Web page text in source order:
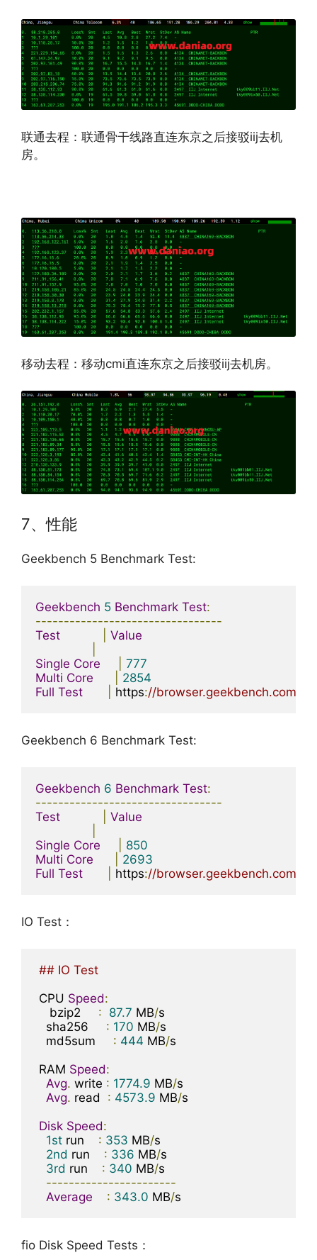
联通去程：联通骨干线路直连东京之后接驳iij去机
房。
移动去程：移动cmi直连东京之后接驳iij去机房。
7、性能
Geekbench 5 Benchmark Test:
Geekbench 5 Benchmark Test:
---------------------------------
Test
Value
Single Core
777
Multi Core
2854
Full Test https://browser.geekbench.com/
Geekbench 6 Benchmark Test:
Geekbench 6 Benchmark Test:
---------------------------------
Test
Value
Single Core
850
Multi Core
2693
Full Test https://browser.geekbench.com/
IO Test：
## IO Test
CPU Speed:
    bzip2
: 87.7 MB/s
   sha256
: 170 MB/s
   md5sum
: 444 MB/s
RAM Speed:
Avg. write : 1774.9 MB/s
Avg. read : 4573.9 MB/s
Disk Speed:
1st run : 353 MB/s
2nd run : 336 MB/s
3rd run : 340 MB/s
-----------------------
Average
: 343.0 MB/s
fio Disk Speed Tests：